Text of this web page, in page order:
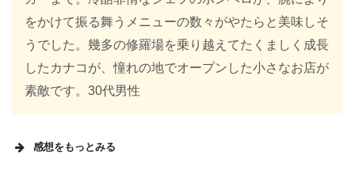
をかけて振る舞うメニューの数々がやたらと美味しそ
うでした。幾多の修羅場を乗り越えてたくましく成長
したカナコが、憧れの地でオープンした小さなお店が
素敵です。30代男性
感想をもっとみる